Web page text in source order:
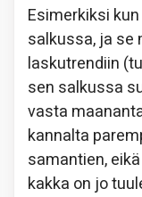
Esimerkiksi
salkussa, ja se
laskutrendiin
sen salkussa
vasta
kannalta
samantien,
kakka on jo